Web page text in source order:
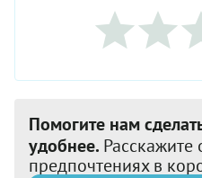
Помогите нам
удобнее. Расскажите
предпочтениях в